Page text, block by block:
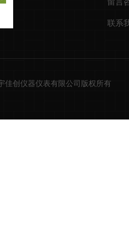
留言
联系
佳创仪器仪表有限公司版权所有